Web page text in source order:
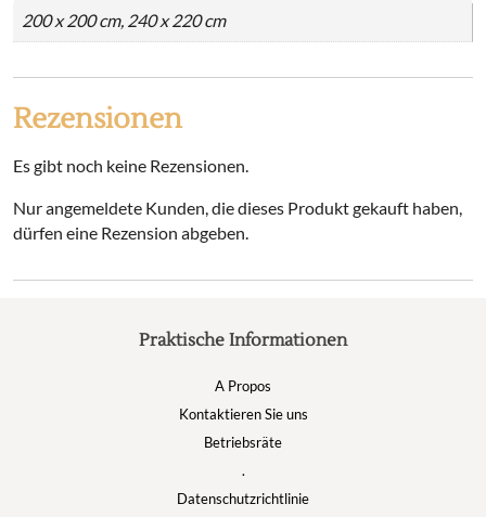
200 x 200 cm, 240 x 220 cm
Rezensionen
Es gibt noch keine Rezensionen.
Nur angemeldete Kunden, die dieses Produkt gekauft haben,
dürfen eine Rezension abgeben.
Praktische Informationen
A Propos
Kontaktieren Sie uns
Betriebsräte
.
Datenschutzrichtlinie